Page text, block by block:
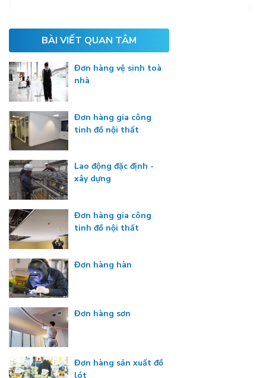
BÀI VIẾT QUAN TÂM
Đơn hàng vệ sinh toà
nhà
Đơn hàng gia công
tinh đồ nội thất
Lao động đặc định -
xây dựng
Đơn hàng gia công
tinh đồ nội thất
Đơn hàng hàn
Đơn hàng sơn
Đơn hàng sản xuất đồ
lót